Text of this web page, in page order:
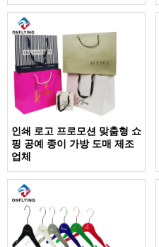
인쇄 로고 프로모션 맞춤형 쇼
핑 공예 종이 가방 도매 제조
업체